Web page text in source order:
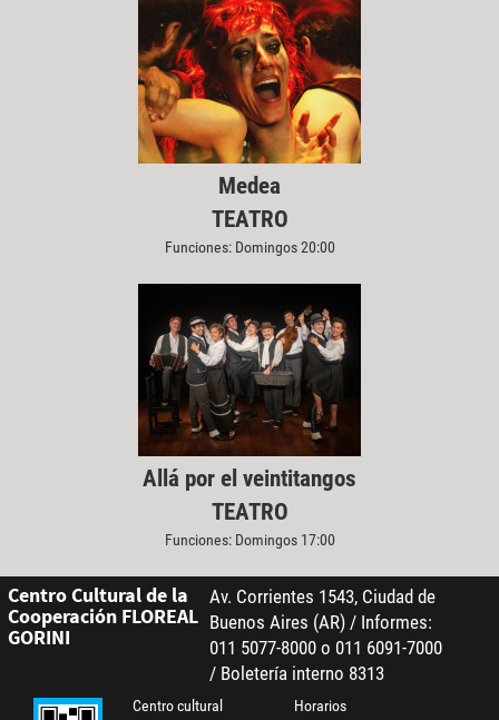
Medea
TEATRO
Funciones: Domingos 20:00
Allá por el veintitangos
TEATRO
Funciones: Domingos 17:00
Centro Cultural de la
Cooperación FLOREAL
GORINI
Av. Corrientes 1543, Ciudad de
Buenos Aires (AR) / Informes:
011 5077-8000 o 011 6091-7000
/ Boletería interno 8313
Centro cultural
Horarios